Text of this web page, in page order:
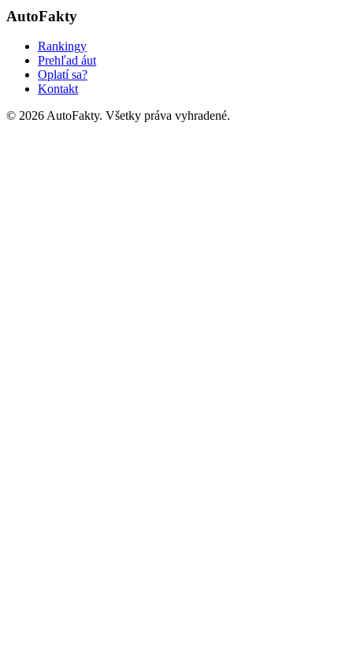
AutoFakty
Rankingy
Prehľad áut
Oplatí sa?
Kontakt
© 2026 AutoFakty. Všetky práva vyhradené.